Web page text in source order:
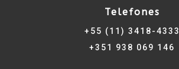
Telefones
+55 (11) 3418-4333
+351 938 069 146